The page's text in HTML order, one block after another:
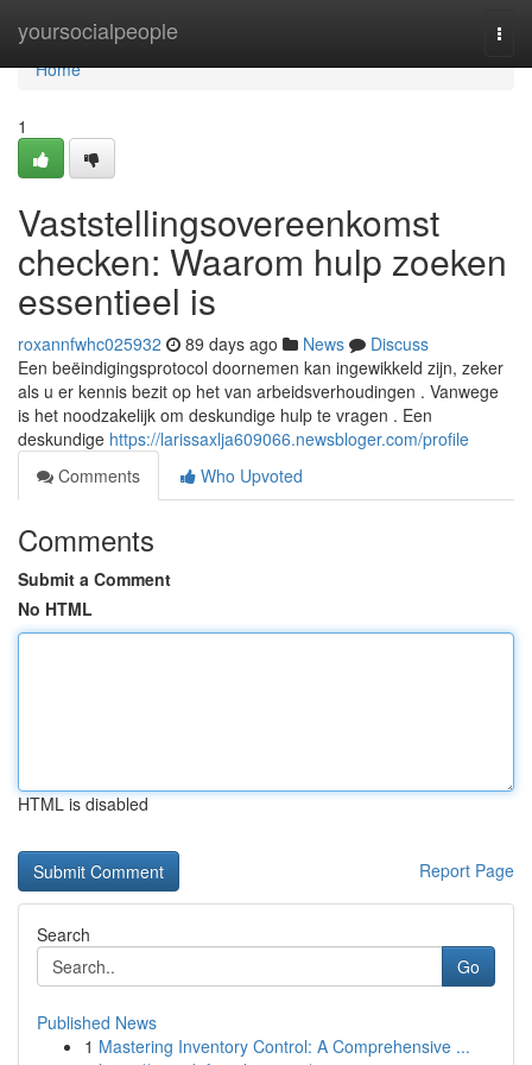
yoursocialpeople
Home
Home
1
Vaststellingsovereenkomst
checken: Waarom hulp zoeken
essentieel is
roxannfwhc025932 89 days ago News
Discuss
Een beëindigingsprotocol doornemen kan ingewikkeld zijn, zeker
als u er kennis bezit op het van arbeidsverhoudingen . Vanwege
is het noodzakelijk om deskundige hulp te vragen . Een
deskundige https://larissaxlja609066.newsbloger.com/profile
Comments
Who Upvoted
Comments
Submit a Comment
No HTML
HTML is disabled
Report Page
Search
Go
Published News
1 Mastering Inventory Control: A Comprehensive ...